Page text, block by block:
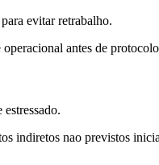
evitar retrabalho.
antes de
indiretos nao previstos